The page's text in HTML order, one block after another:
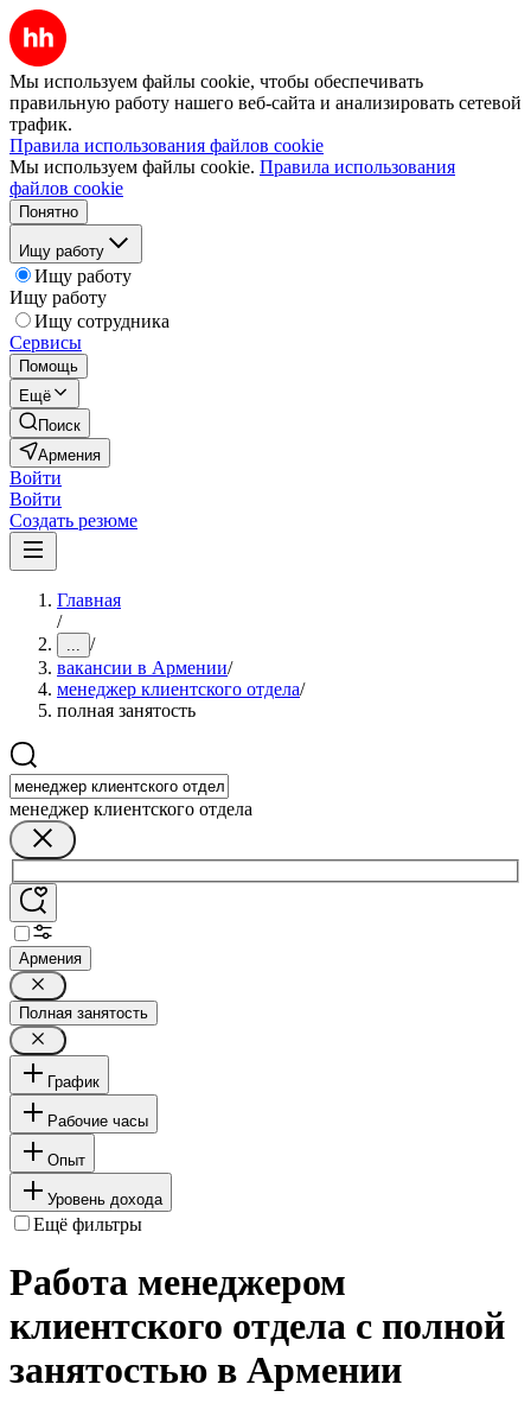
Мы используем файлы cookie, чтобы обеспечивать
правильную работу нашего веб-сайта и анализировать сетевой
трафик.
Правила использования файлов cookie
Мы используем файлы cookie. Правила использования
файлов cookie
Понятно
Ищу работу
Ищу работу
Ищу работу
Ищу сотрудника
Сервисы
Помощь
Ещё
Поиск
Армения
Войти
Войти
Создать резюме
Главная
/
... /
вакансии в Армении/
менеджер клиентского отдела/
полная занятость
менеджер клиентского отдела
Армения
Полная занятость
График
Рабочие часы
Опыт
Уровень дохода
Ещё фильтры
Работа менеджером
клиентского отдела с полной
занятостью в Армении